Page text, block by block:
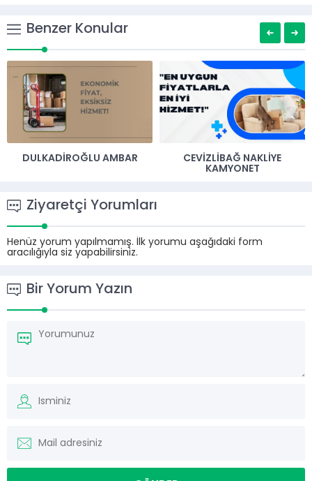
Benzer Konular
DULKADIROĞLU AMBAR
CEVIZLIBAĞ NAKLIYE
KAMYONET
Ziyaretçi Yorumları
Henüz yorum yapılmamış. İlk yorumu aşağıdaki form
aracılığıyla siz yapabilirsiniz.
Bir Yorum Yazın